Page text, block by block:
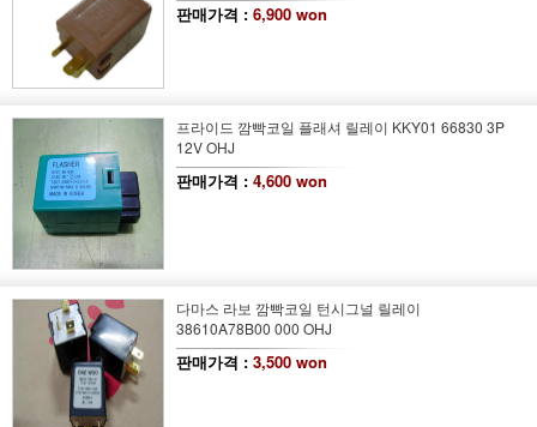
판매가격 : 6,900 won
프라이드 깜빡코일 플래셔 릴레이 KKY01 66830 3P
12V OHJ
판매가격 : 4,600 won
다마스 라보 깜빡코일 턴시그널 릴레이
38610A78B00 000 OHJ
판매가격 : 3,500 won